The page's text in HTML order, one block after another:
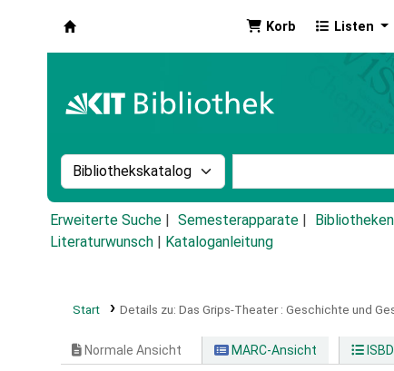
Korb Listen
Suche im Katalog nach:
Erweiterte Suche Semesterapparate Bibliotheken
Literaturwunsch
Kataloganleitung
Start Details zu: Das Grips-Theater : Geschichte und
Normale Ansicht MARC-Ansicht ISBD